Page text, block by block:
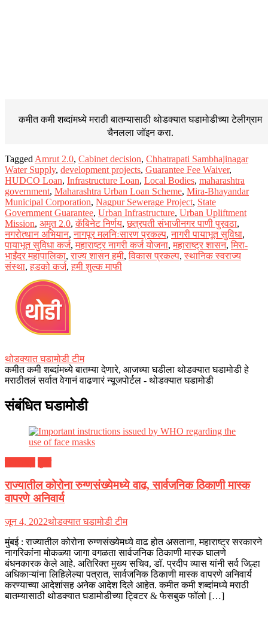
कमीत कमी शब्दांमध्ये मराठी बातम्यासाठी थोडक्यात घडामोडीच्याटेलीग्राम
चैनलला जॉइन करा.
Tagged Amrut 2.0, Cabinet decision, Chhatrapati Sambhajinagar
Water Supply, development projects, Guarantee Fee Waiver,
HUDCO Loan, Infrastructure Loan, Local Bodies, maharashtra
government, Maharashtra Urban Loan Scheme, Mira-Bhayandar
Municipal Corporation, Nagpur Sewerage Project, State
Government Guarantee, Urban Infrastructure, Urban Upliftment
Mission, अमृत 2.0,कॅबिनेट निर्णय,छत्रपती संभाजीनगर पाणी पुरवठा,
नगरोत्थान अभियान,नागपूर मलनिःसारण प्रकल्प,नागरी पायाभूत सुविधा,
पायाभूत सुविधा कर्ज,महाराष्ट्र नागरी कर्ज योजना,महाराष्ट्र शासन,मिरा-
भाईंदर महापालिका,राज्य शासन हमी,विकास प्रकल्प,स्थानिक स्वराज्य
संस्था,हडको कर्ज,हमी शुल्क माफी
थोडक्यात घडामोडी टीम
कमीत कमी शब्दांमध्ये बातम्या देणारे, आजच्या घडीला थोडक्यात घडामोडी हे
मराठीतलं सर्वात वेगानं वाढणारं न्यूजपोर्टल - थोडक्यात घडामोडी
संबंधित घडामोडी
राज्यातील कोरोना रुग्णसंख्येमध्ये वाढ, सार्वजनिक ठिकाणी मास्क
वापरणे अनिवार्य
जून 4, 2022थोडक्यात घडामोडी टीम
मुंबई : राज्यातील कोरोना रुग्णसंख्येमध्ये वाढ होत असताना, महाराष्ट्र सरकारने
नागरिकांना मोकळ्या जागा वगळता सार्वजनिक ठिकाणी मास्क घालणे
बंधनकारक केले आहे. अतिरिक्त मुख्य सचिव, डॉ. प्रदीप व्यास यांनी सर्व जिल्हा
अधिकाऱ्यांना लिहिलेल्या पत्रात, सार्वजनिक ठिकाणी मास्क वापरणे अनिवार्य
करण्याच्या आदेशांसह अनेक आदेश दिले आहेत. कमीत कमी शब्दांमध्ये मराठी
बातम्यासाठी थोडक्यात घडामोडीच्या ट्विटर & फेसबुक फॉलो […]